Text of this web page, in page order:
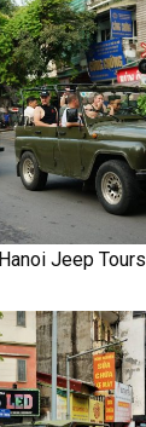
Hanoi Jeep Tours